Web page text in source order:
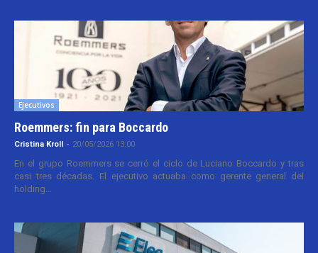
Ejecutivos
Roemmers: fin para Boccardo
Cristina Kroll - 20/05/2026 13:00
En el grupo Roemmers se cerró el ciclo de Luciano Boccardo y tras
casi tres décadas. El ejecutivo actuaba como gerente general del
holding...